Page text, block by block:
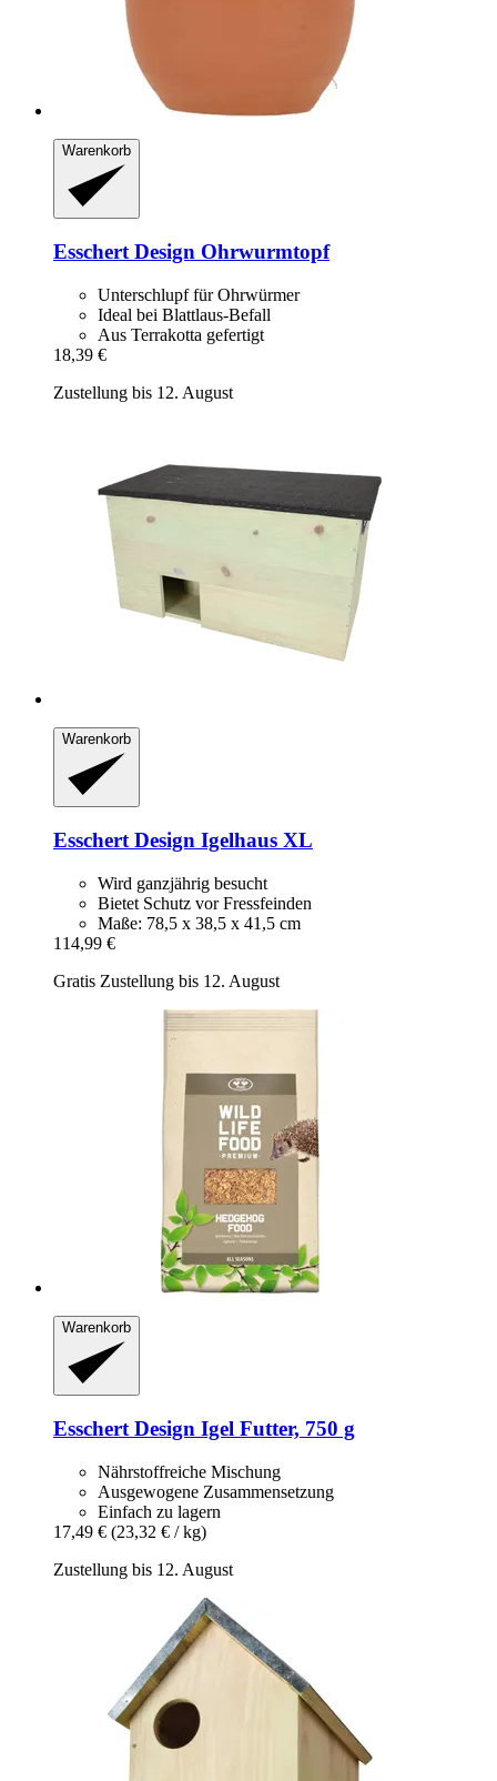
Warenkorb
Esschert Design Ohrwurmtopf
Unterschlupf für Ohrwürmer
Ideal bei Blattlaus-Befall
Aus Terrakotta gefertigt
18,39 €
Zustellung bis 12. August
Warenkorb
Esschert Design Igelhaus XL
Wird ganzjährig besucht
Bietet Schutz vor Fressfeinden
Maße: 78,5 x 38,5 x 41,5 cm
114,99 €
Gratis Zustellung bis 12. August
Warenkorb
Esschert Design Igel Futter, 750 g
Nährstoffreiche Mischung
Ausgewogene Zusammensetzung
Einfach zu lagern
17,49 € (23,32 € / kg)
Zustellung bis 12. August